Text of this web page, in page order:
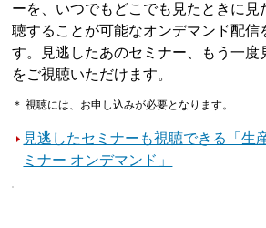
ーを、いつでもどこでも見たときに見
聴することが可能なオンデマンド配信
す。見逃したあのセミナー、もう一度
をご視聴いただけます。
＊ 視聴には、お申し込みが必要となります。
見逃したセミナーも視聴できる「生
ミナー オンデマンド」